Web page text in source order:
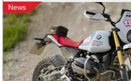
News